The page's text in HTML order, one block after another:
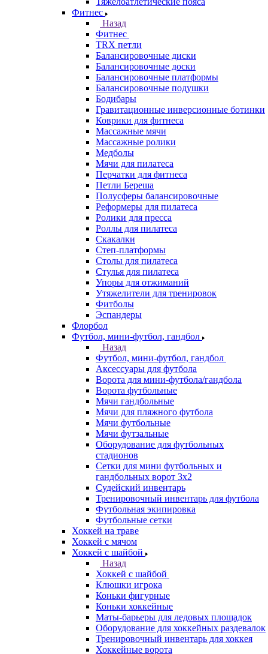
Фитнес
Назад
Фитнес
TRX петли
Балансировочные диски
Балансировочные доски
Балансировочные платформы
Балансировочные подушки
Бодибары
Гравитационные инверсионные ботинки
Коврики для фитнеса
Массажные мячи
Массажные ролики
Медболы
Мячи для пилатеса
Перчатки для фитнеса
Петли Береша
Полусферы балансировочные
Реформеры для пилатеса
Ролики для пресса
Роллы для пилатеса
Скакалки
Степ-платформы
Столы для пилатеса
Стулья для пилатеса
Упоры для отжиманий
Утяжелители для тренировок
Фитболы
Эспандеры
Флорбол
Футбол, мини-футбол, гандбол
Назад
Футбол, мини-футбол, гандбол
Аксессуары для футбола
Ворота для мини-футбола/гандбола
Ворота футбольные
Мячи гандбольные
Мячи для пляжного футбола
Мячи футбольные
Мячи футзальные
Оборудование для футбольных
стадионов
Сетки для мини футбольных и
гандбольных ворот 3х2
Судейский инвентарь
Тренировочный инвентарь для футбола
Футбольная экипировка
Футбольные сетки
Хоккей на траве
Хоккей с мячом
Хоккей с шайбой
Назад
Хоккей с шайбой
Клюшки игрока
Коньки фигурные
Коньки хоккейные
Маты-барьеры для ледовых площадок
Оборудование для хоккейных раздевалок
Тренировочный инвентарь для хоккея
Хоккейные ворота